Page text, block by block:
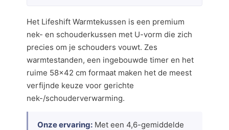
Het Lifeshift Warmtekussen is een premium
nek- en schouderkussen met U-vorm die zich
precies om je schouders vouwt. Zes
warmtestanden, een ingebouwde timer en het
ruime 58×42 cm formaat maken het de meest
verfijnde keuze voor gerichte
nek-/schouderverwarming.
Onze ervaring: Met een 4,6-gemiddelde